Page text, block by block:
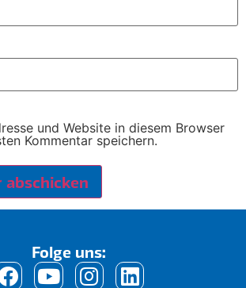
und Website in diesem Browser
Kommentar speichern.
Folge uns: